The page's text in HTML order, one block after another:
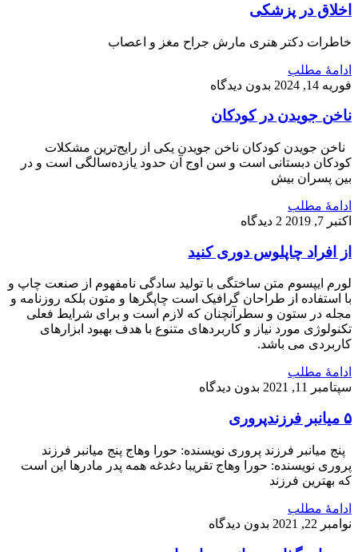
اخلاق در پزشکی
خاطرات دکتر هنری مارش جراح مغز و اعصاب
ادامۀ مطلب
فوریه 14, 2024
بدون دیدگاه
ناخن جویدن در کودکان
ناخن جویدن کودکان ناخن جویدن یکی از رایج‌ترین مشکلات
کودکان دبستانی است و سن اوج آن حدود یازده‌سالگی است و در
بین پسران بیش
ادامۀ مطلب
اکتبر 7, 2019
2 دیدگاه
از افراد چاپلوس دوری کنید
لورم ایپسوم متن ساختگی با تولید سادگی نامفهوم از صنعت چاپ و
با استفاده از طراحان گرافیک است چاپگرها و متون بلکه روزنامه و
مجله در ستون و سطرآنچنان که لازم است و برای شرایط فعلی
تکنولوژی مورد نیاز و کاربردهای متنوع با هدف بهبود ابزارهای
کاربردی می باشد.
ادامۀ مطلب
سپتامبر 11, 2021
بدون دیدگاه
۵ میانبر فرزندپروری
پنج میانبر فرزند پروری نویسنده: حورا وهاج پنج میانبر فرزند
پروری نویسنده: حورا وهاج تقریبا دغدغه همه پدر مادرها این است
که بهترین فرزند
ادامۀ مطلب
نوامبر 22, 2021
بدون دیدگاه